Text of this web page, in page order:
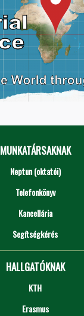
MUNKATÁRSAKNAK
Neptun (oktatói)
Telefonkönyv
Kancellária
Segítségkérés
HALLGATÓKNAK
KTH
Erasmus